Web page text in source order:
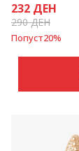
232 ДЕН
290ДЕН
Попуст20%